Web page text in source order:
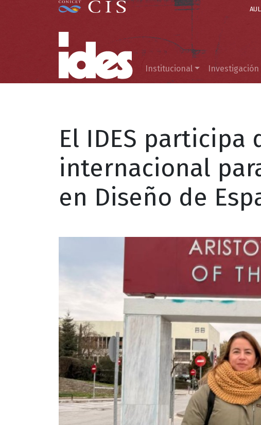
Menú principal
Institucional Investigación
El IDES participa
internacional
en Diseño de